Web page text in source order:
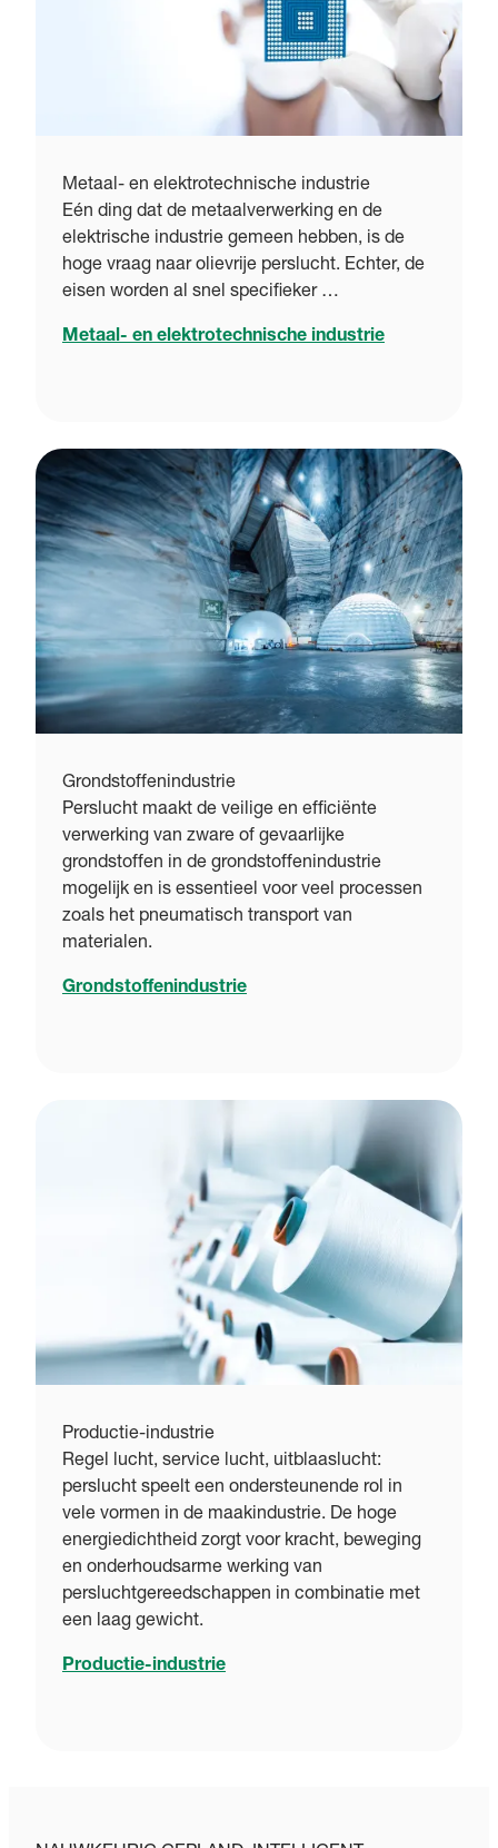
Metaal- en elektrotechnische industrie
Eén ding dat de metaalverwerking en de
elektrische industrie gemeen hebben, is de
hoge vraag naar olievrije perslucht. Echter, de
eisen worden al snel specifieker …
Metaal- en elektrotechnische industrie
Grondstoffenindustrie
Perslucht maakt de veilige en efficiënte
verwerking van zware of gevaarlijke
grondstoffen in de grondstoffenindustrie
mogelijk en is essentieel voor veel processen
zoals het pneumatisch transport van
materialen.
Grondstoffenindustrie
Productie-industrie
Regel lucht, service lucht, uitblaaslucht:
perslucht speelt een ondersteunende rol in
vele vormen in de maakindustrie. De hoge
energiedichtheid zorgt voor kracht, beweging
en onderhoudsarme werking van
persluchtgereedschappen in combinatie met
een laag gewicht.
Productie-industrie